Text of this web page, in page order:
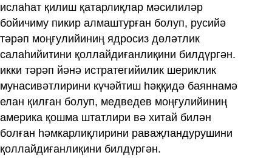
ислаһат қилиш қатарлиқлар мәсилиләр
бойичиму пикир алмаштурған болуп, русийә
тәрәп моңғулийиниң ядросиз дөләтлик
салаһийитини қоллайдиғанлиқини билдүргән.
икки тәрәп йәнә истратегийилик шериклик
мунасивәтлирини күчәйтиш һәққидә баяннамә
елан қилған болуп, медведев моңғулийиниң
америка қошма штатлири вә хитай билән
болған һәмкарлиқлирини раваҗландурушини
қоллайдиғанлиқини билдүргән.